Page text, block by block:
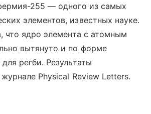
255 — одного из самых
элементов, известных науке.
что ядро элемента с атомным
вытянуто и по форме
регби. Результаты
журнале Physical Review Letters.